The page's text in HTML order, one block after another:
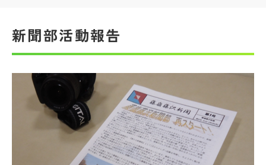
私学探検隊
帰国生受験情報
説明会・イベント情報
新聞部活動報告